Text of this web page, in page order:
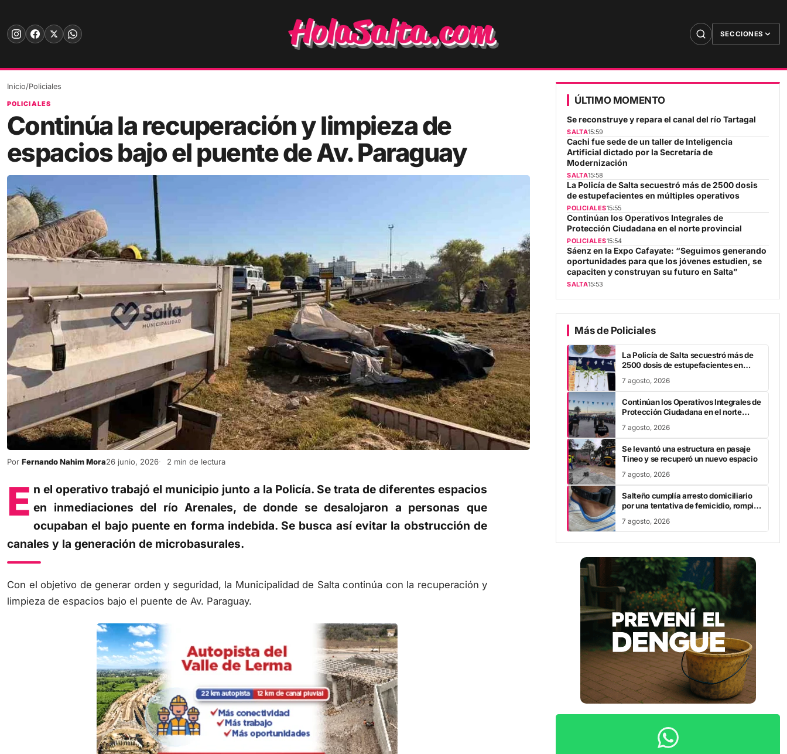
content
SECCIONES
Inicio/Policiales
POLICIALES
Continúa la recuperación y limpieza de
espacios bajo el puente de Av. Paraguay
Por Fernando Nahim Mora26 junio, 2026 2 min de lectura
E n el operativo trabajó el municipio junto a la Policía. Se trata de diferentes espacios
en inmediaciones del río Arenales, de donde se desalojaron a personas que
ocupaban el bajo puente en forma indebida. Se busca así evitar la obstrucción de
canales y la generación de microbasurales.
Con el objetivo de generar orden y seguridad, la Municipalidad de Salta continúa con la recuperación y
limpieza de espacios bajo el puente de Av. Paraguay.
ÚLTIMO MOMENTO
Se reconstruye y repara el canal del río Tartagal
SALTA15:59
Cachi fue sede de un taller de Inteligencia
Artificial dictado por la Secretaría de
Modernización
SALTA15:58
La Policía de Salta secuestró más de 2500 dosis
de estupefacientes en múltiples operativos
POLICIALES15:55
Continúan los Operativos Integrales de
Protección Ciudadana en el norte provincial
POLICIALES15:54
Sáenz en la Expo Cafayate: “Seguimos generando
oportunidades para que los jóvenes estudien, se
capaciten y construyan su futuro en Salta”
SALTA15:53
Más de Policiales
La Policía de Salta secuestró más de
2500 dosis de estupefacientes en
7 agosto, 2026
Continúan los Operativos Integrales de
Protección Ciudadana en el norte
7 agosto, 2026
Se levantó una estructura en pasaje
Tineo y se recuperó un nuevo espacio
7 agosto, 2026
Salteño cumplía arresto domiciliario
por una tentativa de femicidio, rompió
7 agosto, 2026